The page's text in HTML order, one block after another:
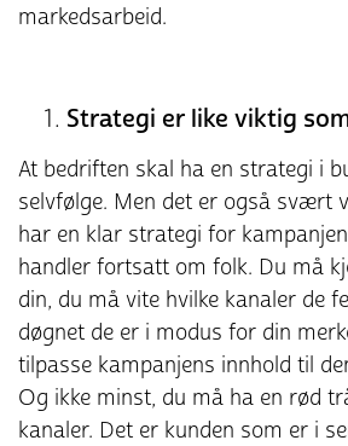
markedsarbeid.
Strategi er like viktig
At bedriften skal ha en strategi i
selvfølge. Men det er også svært
har en klar strategi for
handler fortsatt om folk. Du må
din, du må vite hvilke kanaler de
døgnet de er i modus for din
tilpasse kampanjens innhold til
Og ikke minst, du må ha en rød
kanaler. Det er kunden som er i